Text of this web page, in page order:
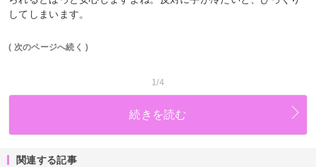
してしまいます。
( 次のページへ続く )
1/4
続きを読む
関連する記事